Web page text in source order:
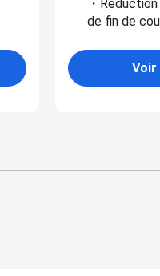
・
de fin de
Voir